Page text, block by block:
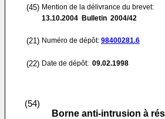
(45) Mention de la délivrance du brevet:
13.10.2004 Bulletin 2004/42
(21) Numéro de dépôt: 98400281.6
(22) Date de dépôt: 09.02.1998
(54)
Borne anti-intrusion à